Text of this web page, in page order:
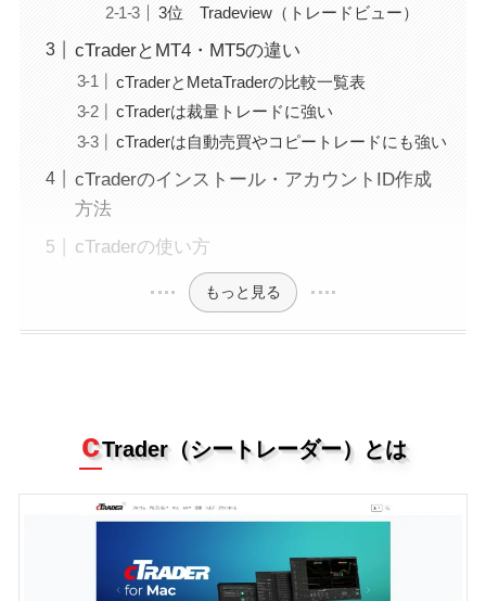
3位 Tradeview（トレードビュー）
cTraderとMT4・MT5の違い
cTraderとMetaTraderの比較一覧表
cTraderは裁量トレードに強い
cTraderは自動売買やコピートレードにも強い
cTraderのインストール・アカウントID作成
方法
cTraderの使い方
もっと見る
cTrader（シートレーダー）とは